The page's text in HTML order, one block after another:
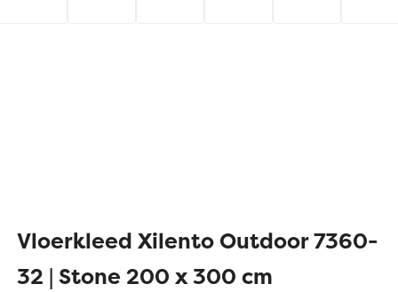
Vloerkleed Xilento Outdoor 7360-
32 | Stone 200 x 300 cm